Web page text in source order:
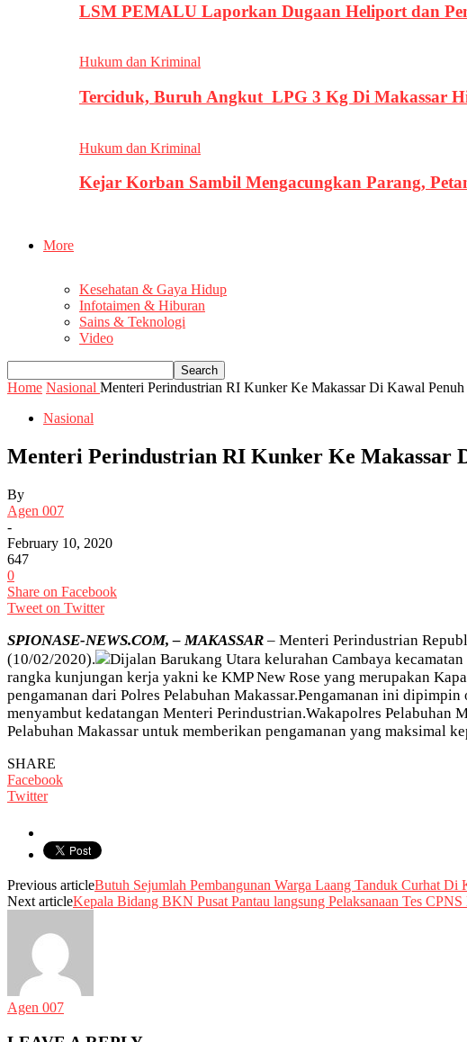
LSM PEMALU Laporkan Dugaan Heliport dan
Hukum dan Kriminal
Terciduk, Buruh Angkut LPG 3 Kg Di Makassar
Hukum dan Kriminal
Kejar Korban Sambil Mengacungkan Parang,
More
Kesehatan & Gaya Hidup
Infotaimen & Hiburan
Sains & Teknologi
Video
Home Nasional Menteri Perindustrian RI Kunker Ke Makassar Di Kawal Penuh
Nasional
Menteri Perindustrian RI Kunker Ke Makassar
By
Agen 007
-
February 10, 2020
647
0
Share on Facebook
Tweet on Twitter
SPIONASE-NEWS.COM, – MAKASSAR – Menteri Perindustrian
(10/02/2020).
Dijalan Barukang Utara kelurahan Cambaya
rangka kunjungan kerja yakni ke KMP New Rose yang merupakan
pengamanan dari Polres Pelabuhan Makassar.Pengamanan ini
menyambut kedatangan Menteri Perindustrian.Wakapolres Pelabuhan
Pelabuhan Makassar untuk memberikan pengamanan yang maksimal
SHARE
Facebook
Twitter
Previous articleButuh Sejumlah Pembangunan Warga Laang Tanduk Curhat
Next articleKepala Bidang BKN Pusat Pantau langsung Pelaksanaan Tes CPNS
Agen 007